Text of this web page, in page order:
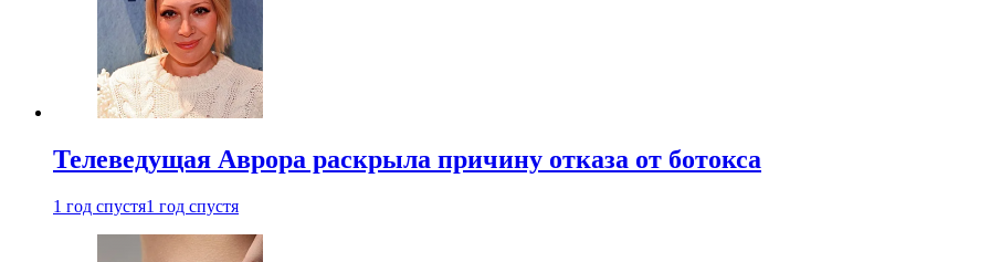
Телеведущая Аврора раскрыла причину отказа от ботокса
1 год спустя1 год спустя